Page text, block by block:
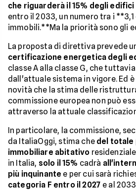
che riguarderà il 15% degli edifici
entro il 2033, un numero tra i **3,1
immobili.**Ma la priorità sono gli
La proposta di direttiva prevede
certificazione energetica degli
classe A alla classe G, che
dall'attuale sistema in vigore. Ed
novità che la stima delle
commissione europea non può
attraverso la attuale
In particolare, la commissione,
da ItaliaOggi, stima che del totale
immobiliare abitativo
in Italia, solo il 15% cadrà
più inquinante e per cui sarà
categoria F entro il 2027 e al